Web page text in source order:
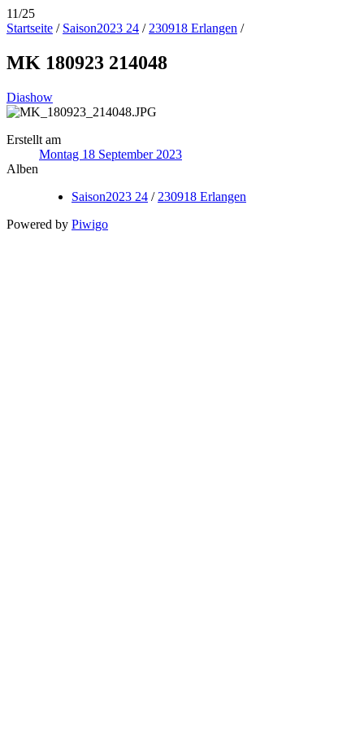
11/25
Startseite / Saison2023 24 / 230918 Erlangen /
MK 180923 214048
Diashow
Erstellt am
Montag 18 September 2023
Alben
Saison2023 24 / 230918 Erlangen
Powered by Piwigo